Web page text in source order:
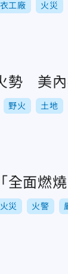
工廠 火災
勢 美內
野火 土地
全面燃
火災 火警